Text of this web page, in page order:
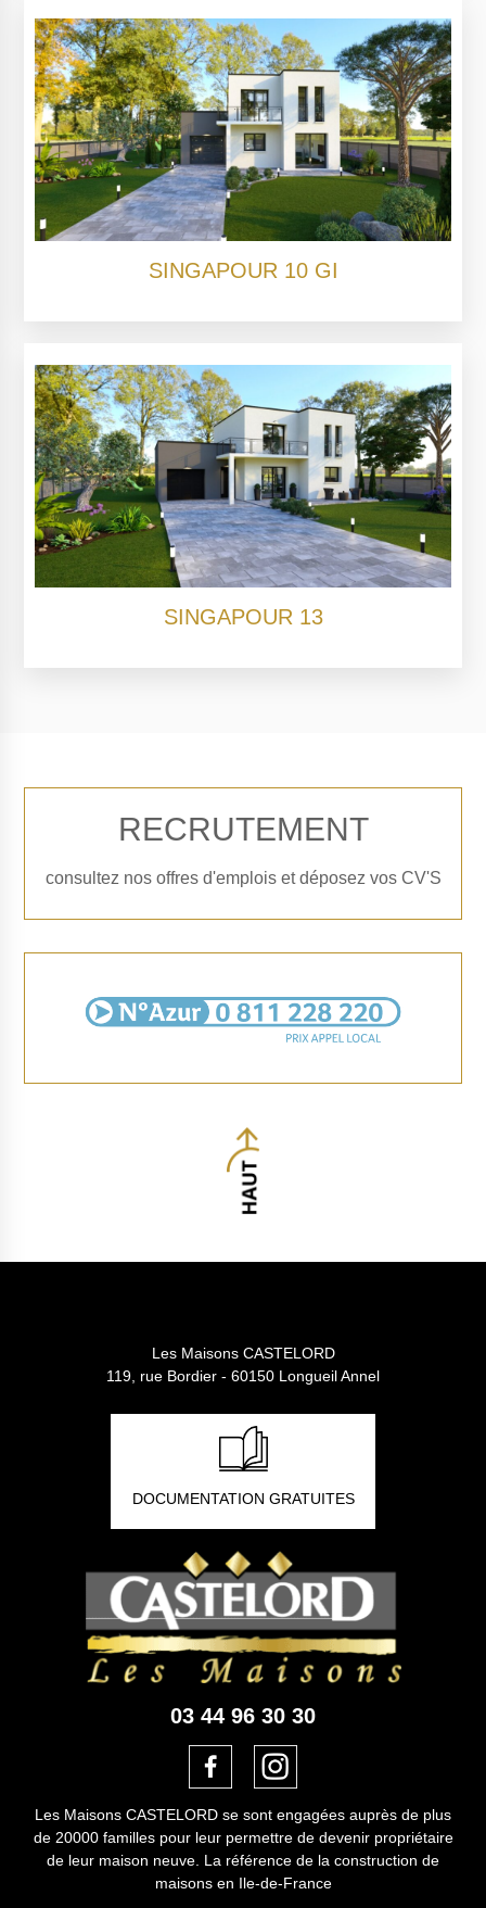
SINGAPOUR 10 GI
SINGAPOUR 13
RECRUTEMENT
consultez nos offres d'emplois et déposez vos CV'S
Les Maisons CASTELORD
119, rue Bordier - 60150 Longueil Annel
DOCUMENTATION GRATUITES
03 44 96 30 30
Les Maisons CASTELORD se sont engagées auprès de plus
de 20000 familles pour leur permettre de devenir propriétaire
de leur maison neuve. La référence de la construction de
maisons en Ile-de-France